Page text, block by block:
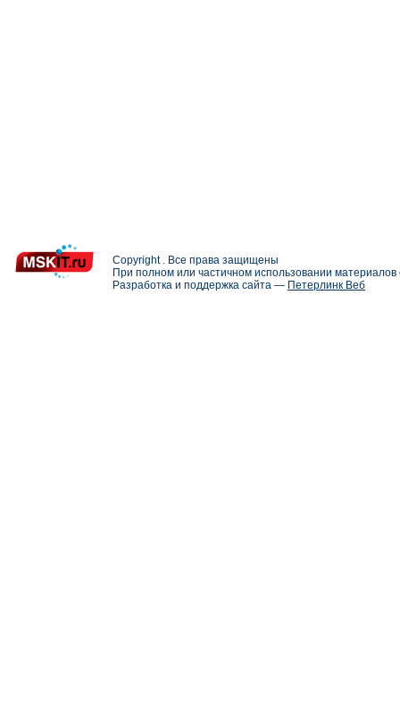
Copyright . Все права защищены
При полном или частичном использовании
Разработка и поддержка сайта — Петерлинк Веб